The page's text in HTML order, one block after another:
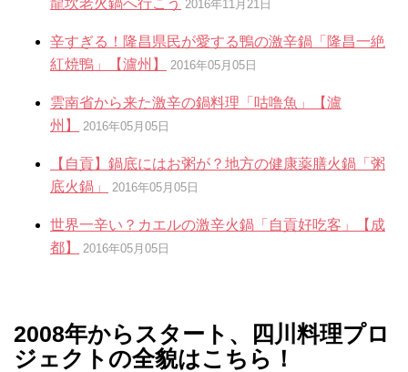
2016年11月21日
辛すぎる！隆昌県民が愛する鴨の激辛鍋「隆昌一絶
紅焼鴨」【瀘州】
2016年05月05日
雲南省から来た激辛の鍋料理「咕噜魚」【瀘
州】
2016年05月05日
【自貢】鍋底にはお粥が？地方の健康薬膳火鍋「粥
底火鍋」
2016年05月05日
世界一辛い？カエルの激辛火鍋「自貢好吃客」【成
都】
2016年05月05日
2008年からスタート、四川料理プロ
ジェクトの全貌はこちら！